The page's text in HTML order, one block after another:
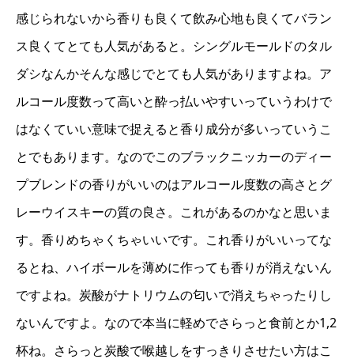
感じられないから香りも良くて飲み心地も良くてバラン
ス良くてとても人気があると。シングルモールドのタル
ダシなんかそんな感じでとても人気がありますよね。ア
ルコール度数って高いと酔っ払いやすいっていうわけで
はなくていい意味で捉えると香り成分が多いっていうこ
とでもあります。なのでこのブラックニッカーのディー
プブレンドの香りがいいのはアルコール度数の高さとグ
レーウイスキーの質の良さ。これがあるのかなと思いま
す。香りめちゃくちゃいいです。これ香りがいいってな
るとね、ハイボールを薄めに作っても香りが消えないん
ですよね。炭酸がナトリウムの匂いで消えちゃったりし
ないんですよ。なので本当に軽めでさらっと食前とか1,2
杯ね。さらっと炭酸で喉越しをすっきりさせたい方はこ